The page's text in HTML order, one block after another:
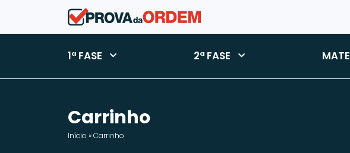
1ª FASE 2ª FASE
Carrinho
Início »Carrinho